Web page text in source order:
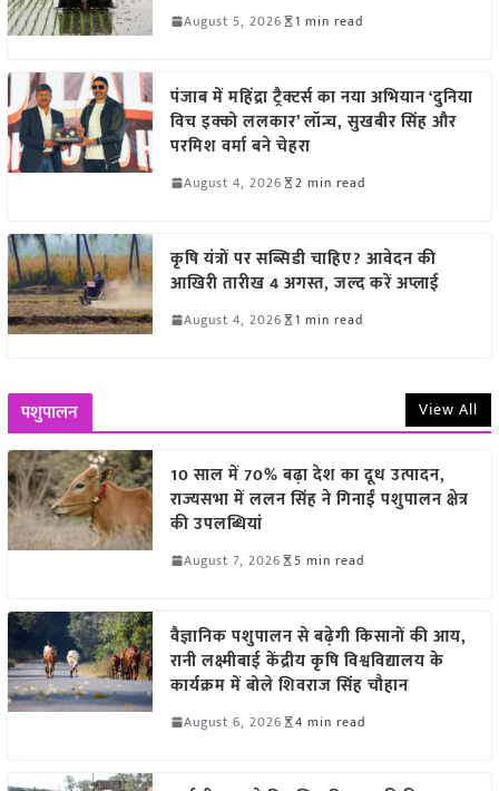
August 5, 2026 1 min read
पंजाब में महिंद्रा ट्रैक्टर्स का नया अभियान ‘दुनिया
विच इक्को ललकार’ लॉन्च, सुखबीर सिंह और
परमिश वर्मा बने चेहरा
August 4, 2026 2 min read
कृषि यंत्रों पर सब्सिडी चाहिए? आवेदन की
आखिरी तारीख 4 अगस्त, जल्द करें अप्लाई
August 4, 2026 1 min read
पशुपालन View All
10 साल में 70% बढ़ा देश का दूध उत्पादन,
राज्यसभा में ललन सिंह ने गिनाईं पशुपालन क्षेत्र
की उपलब्धियां
August 7, 2026 5 min read
वैज्ञानिक पशुपालन से बढ़ेगी किसानों की आय,
रानी लक्ष्मीबाई केंद्रीय कृषि विश्वविद्यालय के
कार्यक्रम में बोले शिवराज सिंह चौहान
August 6, 2026 4 min read